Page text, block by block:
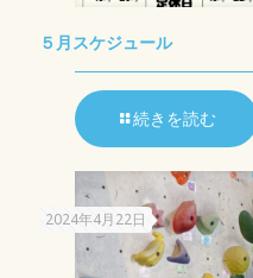
５月スケジュール
続きを読む
2024年4月22日